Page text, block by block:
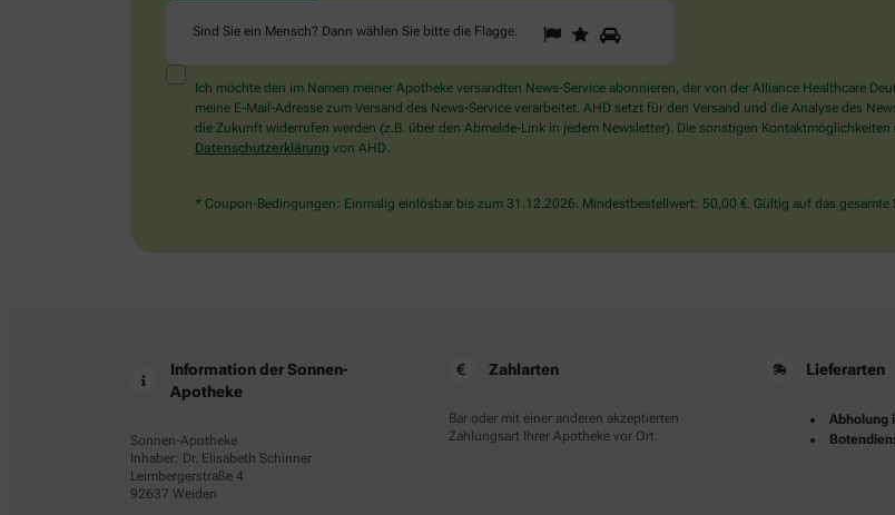
Sind Sie ein Mensch? Dann wählen Sie bitte die Flagge.
Sind
Sie
Mensch?
Dann
wählen
Flagge.
1 2
Ich möchte den im Namen meiner Apotheke versandten News-Service abonnieren, der von der Alliance Healthcare
meine E-Mail-Adresse zum Versand des News-Service verarbeitet. AHD setzt für den Versand und die Analyse des
die Zukunft widerrufen werden (z.B. über den Abmelde-Link in jedem Newsletter). Die sonstigen
Datenschutzerklärung von AHD.
* Coupon-Bedingungen: Einmalig einlösbar bis zum 31.12.2026. Mindestbestellwert: 50,00 €. Gültig auf das
Information der Sonnen-
Apotheke
Sonnen-Apotheke
Inhaber: Dr. Elisabeth Schinner
Leimbergerstraße 4
92637 Weiden
Zahlarten
Bar oder mit einer anderen akzeptierten
Zahlungsart Ihrer Apotheke vor Ort.
Lieferarten
Abholung